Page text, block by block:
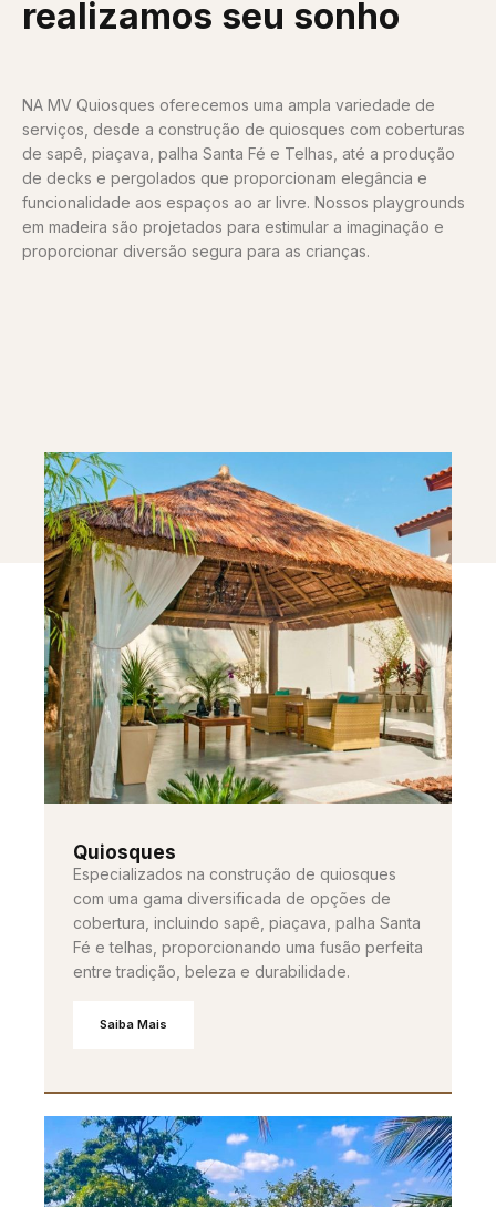
realizamos seu sonho
NA MV Quiosques oferecemos uma ampla variedade de
serviços, desde a construção de quiosques com coberturas
de sapê, piaçava, palha Santa Fé e Telhas, até a produção
de decks e pergolados que proporcionam elegância e
funcionalidade aos espaços ao ar livre. Nossos playgrounds
em madeira são projetados para estimular a imaginação e
proporcionar diversão segura para as crianças.
Quiosques
Especializados na construção de quiosques
com uma gama diversificada de opções de
cobertura, incluindo sapê, piaçava, palha Santa
Fé e telhas, proporcionando uma fusão perfeita
entre tradição, beleza e durabilidade.
Saiba Mais